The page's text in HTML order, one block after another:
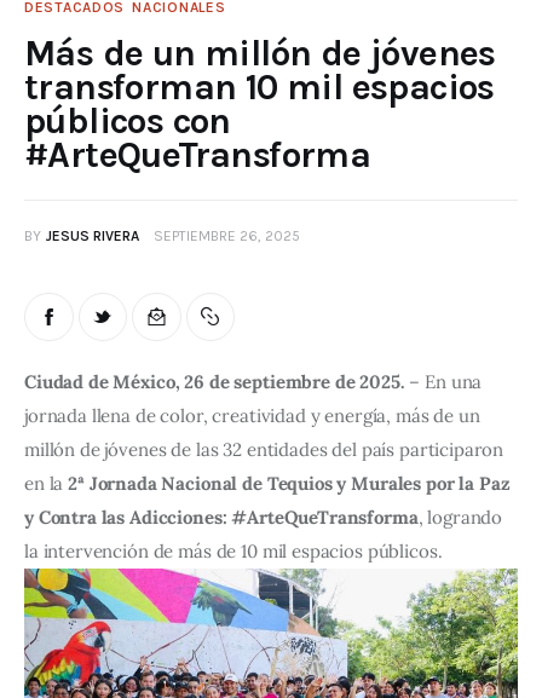
DESTACADOS NACIONALES
Más de un millón de jóvenes
transforman 10 mil espacios
públicos con
#ArteQueTransforma
BY JESUS RIVERA SEPTIEMBRE 26, 2025
Ciudad de México, 26 de septiembre de 2025. – En una
jornada llena de color, creatividad y energía, más de un
millón de jóvenes de las 32 entidades del país participaron
en la 2ª Jornada Nacional de Tequios y Murales por la Paz
y Contra las Adicciones: #ArteQueTransforma, logrando
la intervención de más de 10 mil espacios públicos.